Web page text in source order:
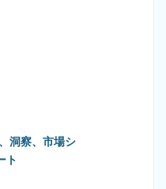
洞察、市場シ
ト